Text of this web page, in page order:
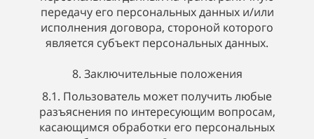
передачу его персональных данных и/или
исполнения договора, стороной которого
является субъект персональных данных.
8. Заключительные положения
8.1. Пользователь может получить любые
разъяснения по интересующим вопросам,
касающимся обработки его персональных